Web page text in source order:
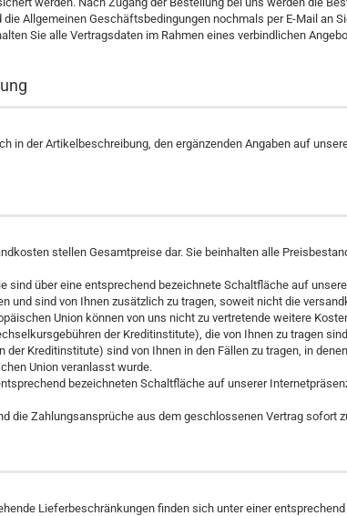
Allgemeinen Geschäftsbedingungen nochmals per E-Mail an
Sie alle Vertragsdaten im Rahmen eines verbindlichen
in der Artikelbeschreibung, den ergänzenden Angaben auf
stellen Gesamtpreise dar. Sie beinhalten alle
über eine entsprechend bezeichnete Schaltfläche auf
und sind von Ihnen zusätzlich zu tragen, soweit nicht die
Union können von uns nicht zu vertretende weitere
der Kreditinstitute), die von Ihnen zu tragen
Kreditinstitute) sind von Ihnen in den Fällen zu tragen, in
Union veranlasst wurde.
bezeichneten Schaltfläche auf unserer
die Zahlungsansprüche aus dem geschlossenen Vertrag sofort
Lieferbeschränkungen finden sich unter einer